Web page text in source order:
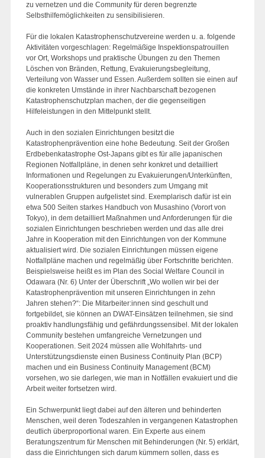
zu vernetzen und die Community für deren begrenzte
Selbsthilfemöglichkeiten zu sensibilisieren.
Für die lokalen Katastrophenschutzvereine werden u. a. folgende
Aktivitäten vorgeschlagen: Regelmäßige Inspektionspatrouillen
vor Ort, Workshops und praktische Übungen zu den Themen
Löschen von Bränden, Rettung, Evakuierungsbegleitung,
Verteilung von Wasser und Essen. Außerdem sollten sie einen auf
die konkreten Umstände in ihrer Nachbarschaft bezogenen
Katastrophenschutzplan machen, der die gegenseitigen
Hilfeleistungen in den Mittelpunkt stellt.
Auch in den sozialen Einrichtungen besitzt die
Katastrophenprävention eine hohe Bedeutung. Seit der Großen
Erdbebenkatastrophe Ost-Japans gibt es für alle japanischen
Regionen Notfallpläne, in denen sehr konkret und detailliert
Informationen und Regelungen zu Evakuierungen/Unterkünften,
Kooperationsstrukturen und besonders zum Umgang mit
vulnerablen Gruppen aufgelistet sind. Exemplarisch dafür ist ein
etwa 500 Seiten starkes Handbuch von Musashino (Vorort von
Tokyo), in dem detailliert Maßnahmen und Anforderungen für die
sozialen Einrichtungen beschrieben werden und das alle drei
Jahre in Kooperation mit den Einrichtungen von der Kommune
aktualisiert wird. Die sozialen Einrichtungen müssen eigene
Notfallpläne machen und regelmäßig über Fortschritte berichten.
Beispielsweise heißt es im Plan des Social Welfare Council in
Odawara (Nr. 6) Unter der Überschrift „Wo wollen wir bei der
Katastrophenprävention mit unseren Einrichtungen in zehn
Jahren stehen?“: Die Mitarbeiter:innen sind geschult und
fortgebildet, sie können an DWAT-Einsätzen teilnehmen, sie sind
proaktiv handlungsfähig und gefährdungssensibel. Mit der lokalen
Community bestehen umfangreiche Vernetzungen und
Kooperationen. Seit 2024 müssen alle Wohlfahrts- und
Unterstützungsdienste einen Business Continuity Plan (BCP)
machen und ein Business Continuity Management (BCM)
vorsehen, wo sie darlegen, wie man in Notfällen evakuiert und die
Arbeit weiter fortsetzen wird.
Ein Schwerpunkt liegt dabei auf den älteren und behinderten
Menschen, weil deren Todeszahlen in vergangenen Katastrophen
deutlich überproportional waren. Ein Experte aus einem
Beratungszentrum für Menschen mit Behinderungen (Nr. 5) erklärt,
dass die Einrichtungen sich darum kümmern sollen, dass es